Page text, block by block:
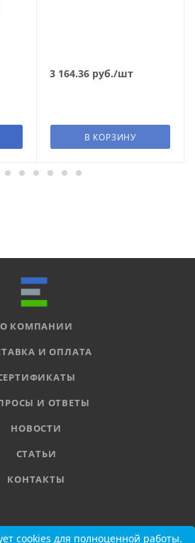
3 164.36 руб./шт
В КОРЗИНУ
О КОМПАНИИ
И ОПЛАТА
И ОТВЕТЫ
НОВОСТИ
СТАТЬИ
КОНТАКТЫ
8 800 555-11-78
cookies для полноценной работы.
cookies для полноценной работы.